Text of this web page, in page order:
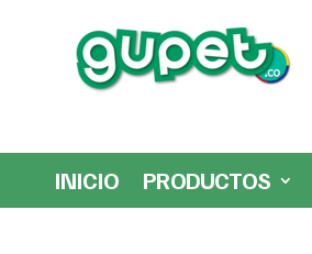
INICIO PRODUCTOS